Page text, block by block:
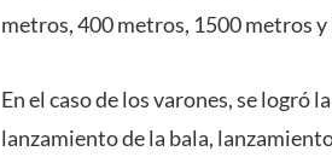
metros, 400 metros, 1500 metros
En el caso de los varones, se logró
lanzamiento de la bala,